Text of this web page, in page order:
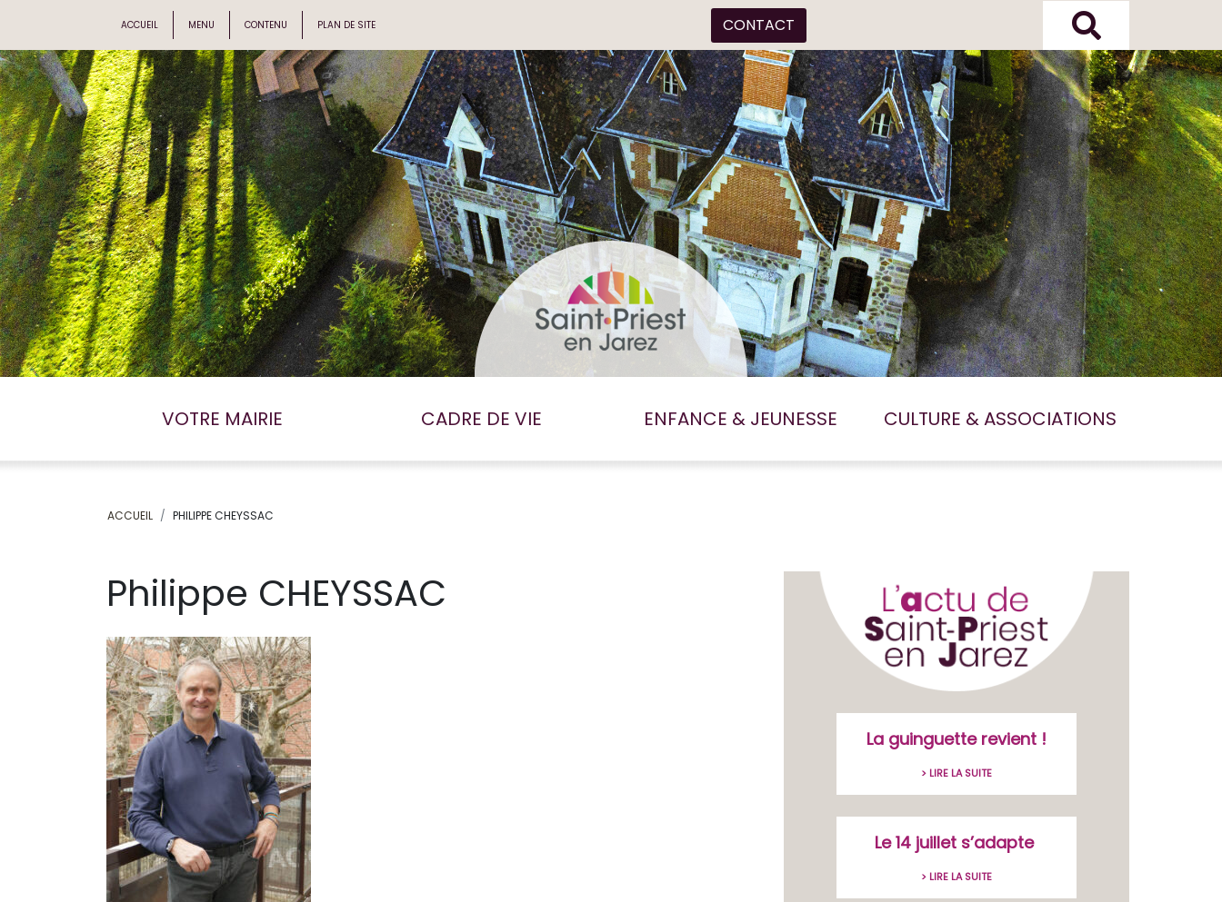
ACCUEIL MENU CONTENU PLAN DE SITE CONTACT
VOTRE MAIRIE CADRE DE VIE ENFANCE & JEUNESSE CULTURE & ASSOCIATIONS
ACCUEIL PHILIPPE CHEYSSAC
Philippe CHEYSSAC
La guinguette revient !
> LIRE LA SUITE
Le 14 juillet s’adapte
> LIRE LA SUITE